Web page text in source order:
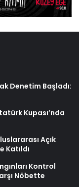
Denetim Başladı:
Kupası’nda
Açık
Katıldı
Kontrol
Nöbette